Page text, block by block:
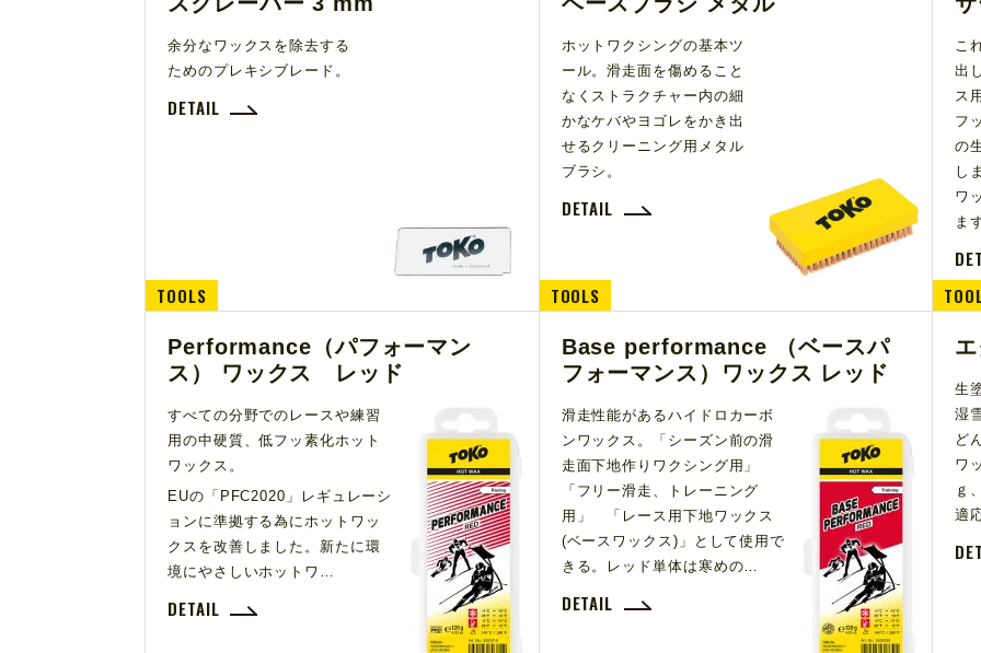
TOOLS
余分なワックスを除去する
ためのプレキシブレード。
DETAIL
TOOLS
ホットワクシングの基本ツ
ール。滑走面を傷めること
なくストラクチャー内の細
かなケバやヨゴレをかき出
せるクリーニング用メタル
ブラシ。
DETAIL
こ
出
ス
フ
の
し
ワ
ま
Performance（パフォーマン
ス） ワックス レッド
すべての分野でのレースや練習
用の中硬質、低フッ素化ホット
ワックス。
EUの「PFC2020」レギュレーシ
ョンに準拠する為にホットワッ
クスを改善しました。新たに環
境にやさしいホットワ…
DETAIL
Base performance （ベースパ
フォーマンス）ワックス レッド
滑走性能があるハイドロカーボ
ンワックス。「シーズン前の滑
走面下地作りワクシング用」
「フリー滑走、トレーニング
用」 「レース用下地ワックス
(ベースワックス)」として使用で
きる。レッド単体は寒めの…
DETAIL
生
湿
ど
ワ
ｇ
適